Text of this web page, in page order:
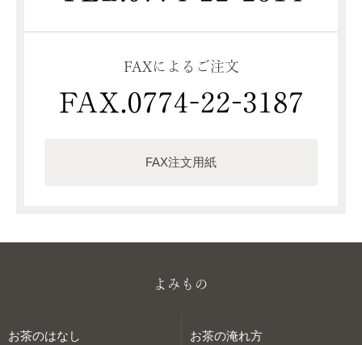
FAXによるご注文
FAX注文用紙
よみもの
お茶のはなし お茶の淹れ方